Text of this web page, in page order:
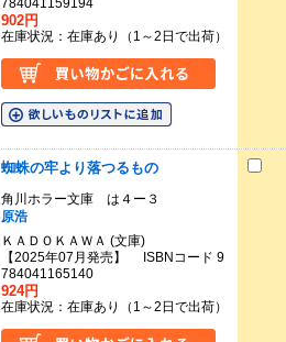
784041159194
902円
在庫状況：在庫あり（1～2日で出荷）
蜘蛛の牢より落つるもの
角川ホラー文庫 は４ー３
原浩
ＫＡＤＯＫＡＷＡ (文庫)
【2025年07月発売】 ISBNコード 9
784041165140
924円
在庫状況：在庫あり（1～2日で出荷）